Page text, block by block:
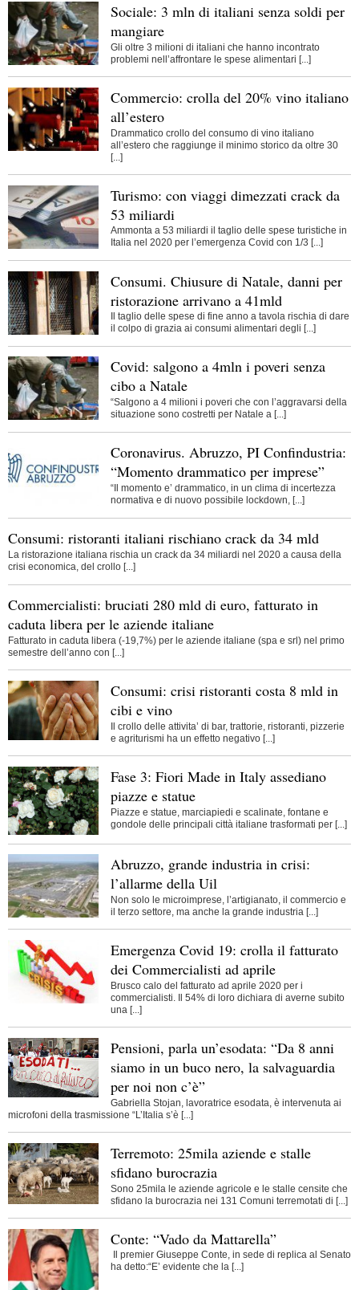
Sociale: 3 mln di italiani senza soldi per
mangiare
Gli oltre 3 milioni di italiani che hanno incontrato
problemi nell’affrontare le spese alimentari [...]
Commercio: crolla del 20% vino italiano
all’estero
Drammatico crollo del consumo di vino italiano
all’estero che raggiunge il minimo storico da oltre 30
[...]
Turismo: con viaggi dimezzati crack da
53 miliardi
Ammonta a 53 miliardi il taglio delle spese turistiche in
Italia nel 2020 per l’emergenza Covid con 1/3 [...]
Consumi. Chiusure di Natale, danni per
ristorazione arrivano a 41mld
Il taglio delle spese di fine anno a tavola rischia di dare
il colpo di grazia ai consumi alimentari degli [...]
Covid: salgono a 4mln i poveri senza
cibo a Natale
“Salgono a 4 milioni i poveri che con l’aggravarsi della
situazione sono costretti per Natale a [...]
Coronavirus. Abruzzo, PI Confindustria:
“Momento drammatico per imprese”
“Il momento e’ drammatico, in un clima di incertezza
normativa e di nuovo possibile lockdown, [...]
Consumi: ristoranti italiani rischiano crack da 34 mld
La ristorazione italiana rischia un crack da 34 miliardi nel 2020 a causa della
crisi economica, del crollo [...]
Commercialisti: bruciati 280 mld di euro, fatturato in
caduta libera per le aziende italiane
Fatturato in caduta libera (-19,7%) per le aziende italiane (spa e srl) nel primo
semestre dell’anno con [...]
Consumi: crisi ristoranti costa 8 mld in
cibi e vino
Il crollo delle attivita’ di bar, trattorie, ristoranti, pizzerie
e agriturismi ha un effetto negativo [...]
Fase 3: Fiori Made in Italy assediano
piazze e statue
Piazze e statue, marciapiedi e scalinate, fontane e
gondole delle principali città italiane trasformati per [...]
Abruzzo, grande industria in crisi:
l’allarme della Uil
Non solo le microimprese, l’artigianato, il commercio e
il terzo settore, ma anche la grande industria [...]
Emergenza Covid 19: crolla il fatturato
dei Commercialisti ad aprile
Brusco calo del fatturato ad aprile 2020 per i
commercialisti. Il 54% di loro dichiara di averne subito
una [...]
Pensioni, parla un’esodata: “Da 8 anni
siamo in un buco nero, la salvaguardia
per noi non c’è”
Gabriella Stojan, lavoratrice esodata, è intervenuta ai
microfoni della trasmissione “L’Italia s’è [...]
Terremoto: 25mila aziende e stalle
sfidano burocrazia
Sono 25mila le aziende agricole e le stalle censite che
sfidano la burocrazia nei 131 Comuni terremotati di [...]
Conte: “Vado da Mattarella”
Il premier Giuseppe Conte, in sede di replica al Senato
ha detto:“E’ evidente che la [...]